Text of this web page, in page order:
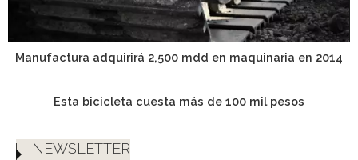
Manufactura adquirirá 2,500 mdd en maquinaria en 2014
Esta bicicleta cuesta más de 100 mil pesos
NEWSLETTER